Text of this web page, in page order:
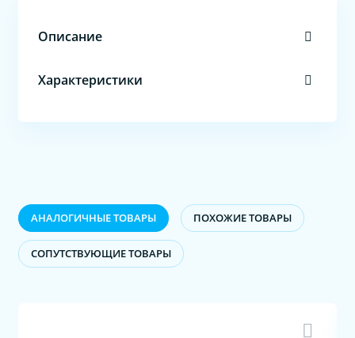
Описание
Характеристики
АНАЛОГИЧНЫЕ ТОВАРЫ ПОХОЖИЕ ТОВАРЫ
CОПУТСТВУЮЩИЕ ТОВАРЫ